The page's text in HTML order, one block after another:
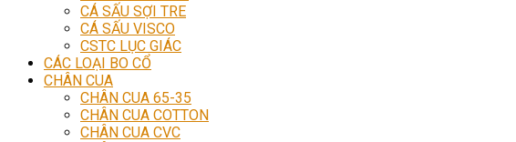
CÁ SẤU SỢI TRE
CÁ SẤU VISCO
CSTC LỤC GIÁC
CÁC LOẠI BO CỔ
CHÂN CUA
CHÂN CUA 65-35
CHÂN CUA COTTON
CHÂN CUA CVC